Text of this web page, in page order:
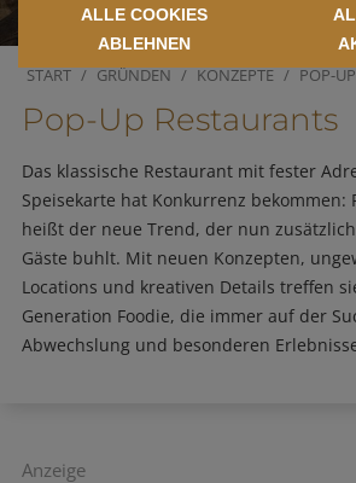
START GRÜNDEN KONZEPTE POP-
Pop-Up Restaurants
Das klassische Restaurant mit fester
Speisekarte hat Konkurrenz bekommen:
heißt der neue Trend, der nun
Gäste buhlt. Mit neuen Konzepten,
Locations und kreativen Details treffen
Generation Foodie, die immer auf der
Abwechslung und besonderen
Anzeige
ALLE COOKIES
ABLEHNEN